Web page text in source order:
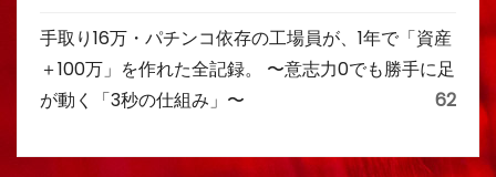
手取り16万・パチンコ依存の工場員が、1年で「資産
＋100万」を作れた全記録。 〜意志力0でも勝手に足
が動く「3秒の仕組み」〜
62